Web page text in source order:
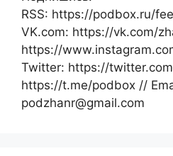
RSS: https://podbox.ru/
VK.com: https://vk.com/
https://
Twitter: https://
https://t.me/podbox //
podzhanr@gmail.com